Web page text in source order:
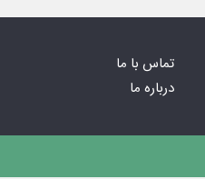
تماس با ما
درباره ما